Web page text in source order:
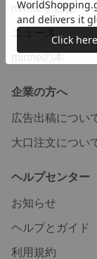
minne学習帖
ニュース
minneの本
企業の方へ
広告出稿につい
大口注文につい
ヘルプセンター
お知らせ
ヘルプとガイド
利用規約